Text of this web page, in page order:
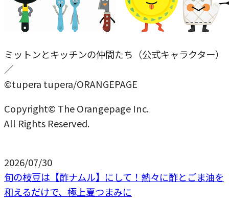
ミットンとキッチンの仲間たち（公式キャラクター）
／
©tupera tupera/ORANGEPAGE
Copyright© The Orangepage Inc.
All Rights Reserved.
2026/07/30
旬の枝豆は【酢ナムル】にして！熱々に酢とごま油を
和えるだけで、極上夏つまみに